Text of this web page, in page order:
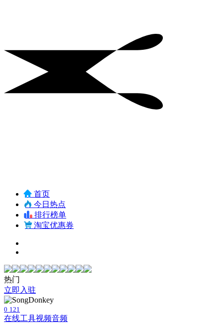
首页
今日热点
排行榜单
淘宝优惠券
热门
立即入驻
0 121
在线工具视频音频